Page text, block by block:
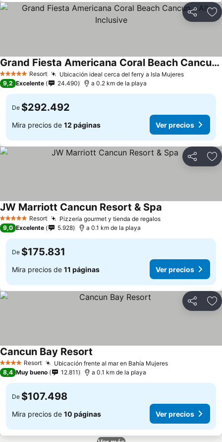
Compartir
5 Estrellas Resort Ubicación ideal cerca del ferry a Isla MujeresVer
Grand Fiesta Americana Coral Beach Cancun - All Inclusive
Ver precios
9,2 Excelente 24.490 a 0.2 km de la playa
De $292.492
Mira precios de 12 páginas Ver precios
Compartir
5 Estrellas Resort Pizzería gourmet y tienda de regalosVer precios
JW Marriott Cancun Resort & Spa
9,0 Excelente 5.928 a 0.1 km de la playa
De $175.831
Mira precios de 11 páginas Ver precios
Compartir
4 EstrellasResort Ubicación frente al mar en Bahía MujeresVer precios
Cancun Bay Resort
8,4 Muy bueno 12.811 a 0.1 km de la playa
De $107.498
Mira precios de 10 páginas Ver precios